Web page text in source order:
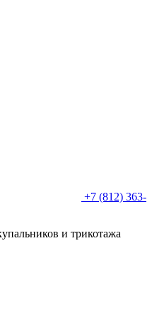
+7 (812) 363-
и трикотажа